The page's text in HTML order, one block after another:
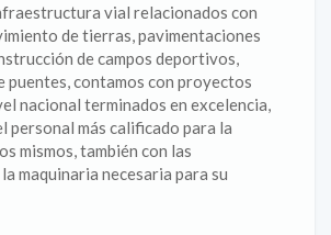
vial relacionados con
de tierras, pavimentaciones
de campos deportivos,
puentes, contamos con proyectos
nacional terminados en excelencia,
personal más calificado para la
mismos, también con las
maquinaria necesaria para su